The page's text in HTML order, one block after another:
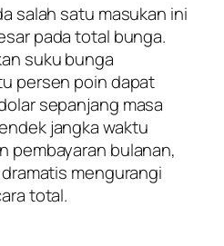
salah satu masukan ini
pada total bunga.
suku bunga
persen poin dapat
sepanjang masa
jangka waktu
pembayaran bulanan,
mengurangi
total.